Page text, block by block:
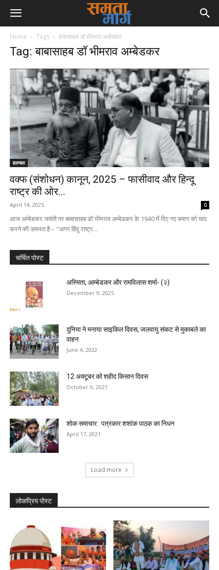
Home Tags बाबासाहब डॉ भीमराव अम्बेडकर
Tag: बाबासाहब डॉ भीमराव अम्बेडकर
हलचल
वक्फ (संशोधन) कानून, 2025 – फासीवाद और हिन्दू
राष्ट्र की ओर...
April 14, 2025 0
आज अम्बेडकर जयंती पर बाबासाहब डॉ भीमराव अम्बेडकर के 1940 में दिए गए बयान को याद
करने की ज़रूरत है – "अगर हिंदू राष्ट्र...
चर्चित पोस्ट
अस्मिता, आम्बेडकर और रामविलास शर्मा- (२)
December 9, 2025
दुनिया ने मनाया साइकिल दिवस, जलवायु संकट से मुकाबले का
वाहन
June 4, 2022
12 अक्टूबर को शहीद किसान दिवस
October 9, 2021
शोक समाचार : पत्रकार शशांक पाठक का निधन
April 17, 2021
Load more
लोकप्रिय पोस्ट